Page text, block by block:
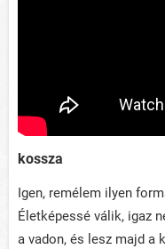
kossza
Igen, remélem ilyen
Életképessé válik, igaz
a vadon, és lesz majd a